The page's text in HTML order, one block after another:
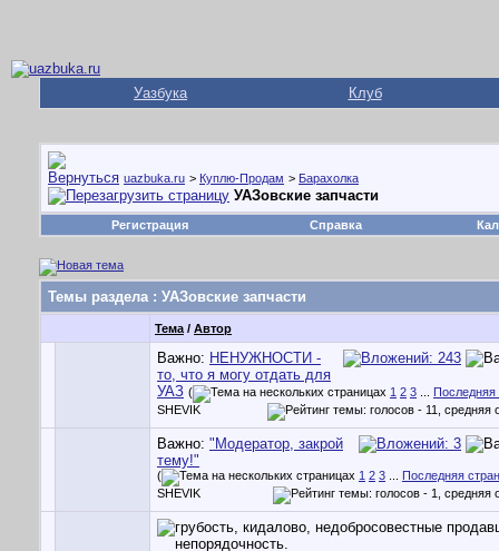
Уазбука Клуб
uazbuka.ru > Куплю-Продам > Барахолка
УАЗовские запчасти
Регистрация Справка
Темы раздела: УАЗовские запчасти
Тема / Автор
Важно: НЕНУЖНОСТИ -
то, что я могу отдать для
УАЗ ( 1 2 3
Последняя
SHEVIK
Важно: "Модератор, закрой
тему!"
( 1 2 3
Последняя
SHEVIK